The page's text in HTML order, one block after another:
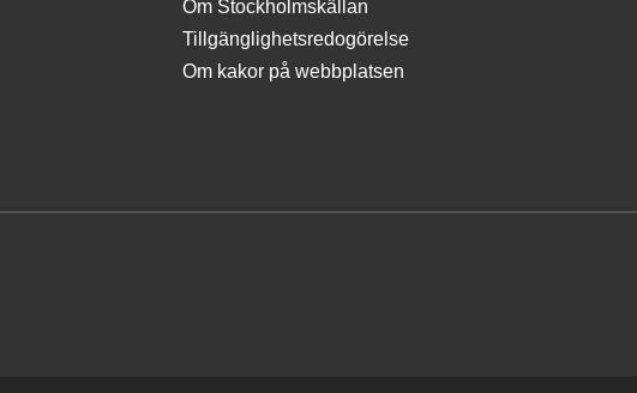
Om Stockholmskällan
Tillgänglighetsredogörelse
Om kakor på webbplatsen